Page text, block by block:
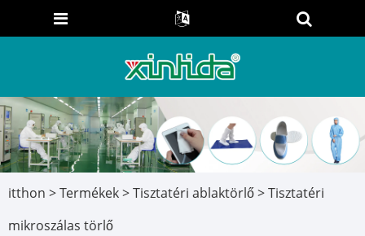
itthon >Termékek>Tisztatéri ablaktörlő> Tisztatéri
mikroszálas törlő